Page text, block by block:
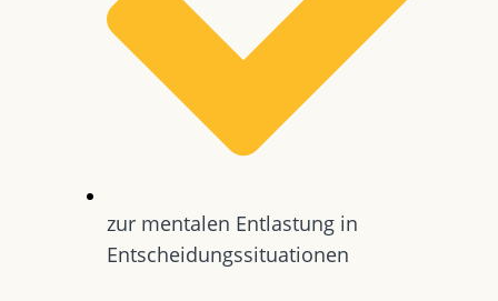
zur mentalen Entlastung in
Entscheidungssituationen